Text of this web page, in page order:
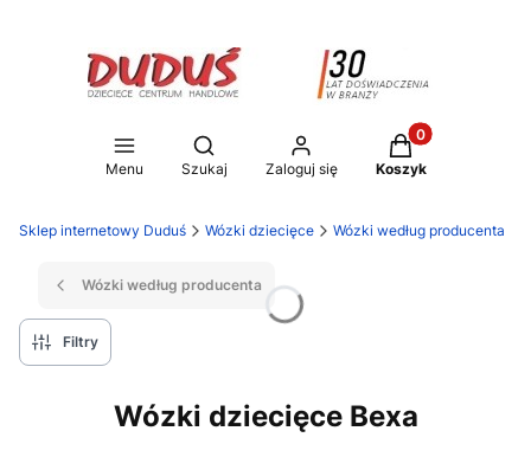
Menu
Otwórz wyszukiwarkę
Szukaj Zaloguj się
Produkty w
Koszyk
Sklep internetowy Duduś Wózki dziecięce Wózki według producenta
Wózki według producenta
Filtry
Wózki dziecięce Bexa